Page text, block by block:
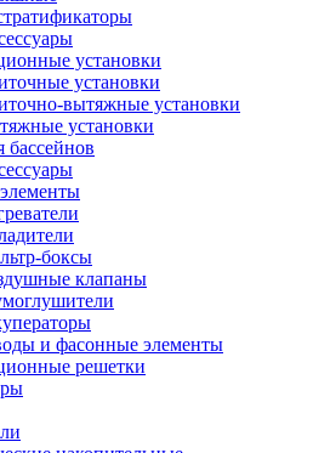
установки
установки
вытяжные установки
установки
бассейнов
боксы
клапаны
и фасонные элементы
решетки